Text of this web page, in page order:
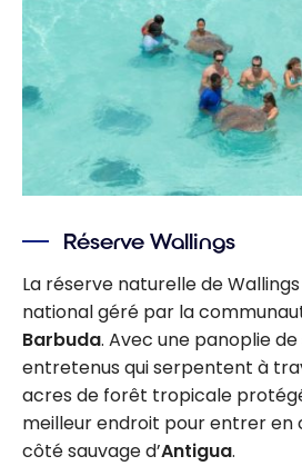
Réserve Wallings
La réserve naturelle de
national géré par la
Barbuda. Avec une panoplie
entretenus qui serpentent à
acres de forêt tropicale
meilleur endroit pour entrer
côté sauvage d’Antigua.